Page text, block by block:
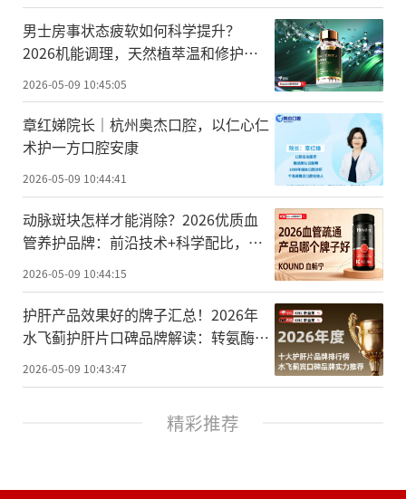
男士房事状态疲软如何科学提升？
2026机能调理，天然植萃温和修护，
2026-05-09 10:45:05
章红娣院长｜杭州奥杰口腔，以仁心仁
术护一方口腔安康
2026-05-09 10:44:41
动脉斑块怎样才能消除？2026优质血
管养护品牌：前沿技术+科学配比，中
老年血管淤堵人群清堵指南
2026-05-09 10:44:15
护肝产品效果好的牌子汇总！2026年
水飞蓟护肝片口碑品牌解读：转氨酶
高、应酬饮酒人群护肝成分全解析与选
购指南
2026-05-09 10:43:47
精彩推荐